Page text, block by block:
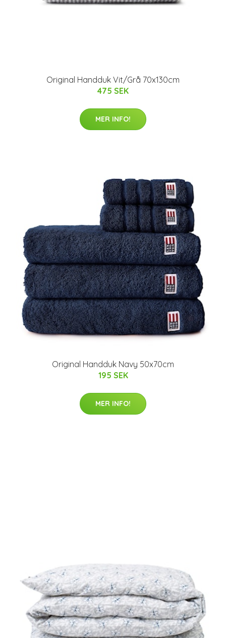
Original Handduk Vit/Grå 70x130cm
475 SEK
MER INFO!
Original Handduk Navy 50x70cm
195 SEK
MER INFO!